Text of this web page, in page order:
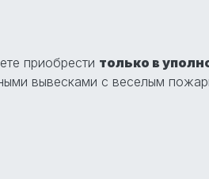
приобрести только в
вывесками с веселым